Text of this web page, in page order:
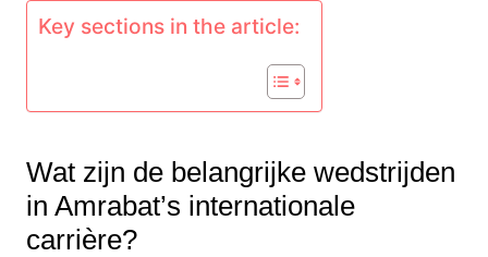
Key sections in the article:
Wat zijn de belangrijke wedstrijden
in Amrabat’s internationale
carrière?